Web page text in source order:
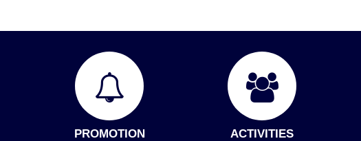
PROMOTION ACTIVITIES